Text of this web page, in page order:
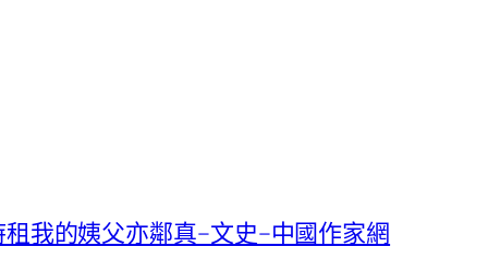
我的姨父亦鄰真–文史–中國作家網